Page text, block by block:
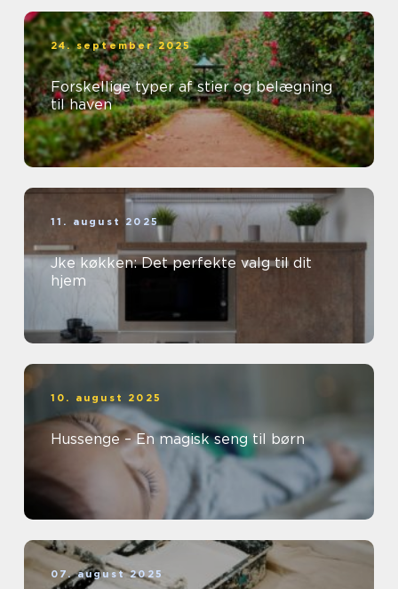
24. september 2025
Forskellige typer af stier og belægning
til haven
11. august 2025
Jke køkken: Det perfekte valg til dit
hjem
10. august 2025
Hussenge – En magisk seng til børn
07. august 2025